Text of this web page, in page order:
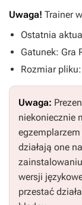
Uwaga! Trainer
Ostatnia
Gatunek: Gra
Rozmiar
Uwaga:
niekoniecznie
działają one
wersji
przestać